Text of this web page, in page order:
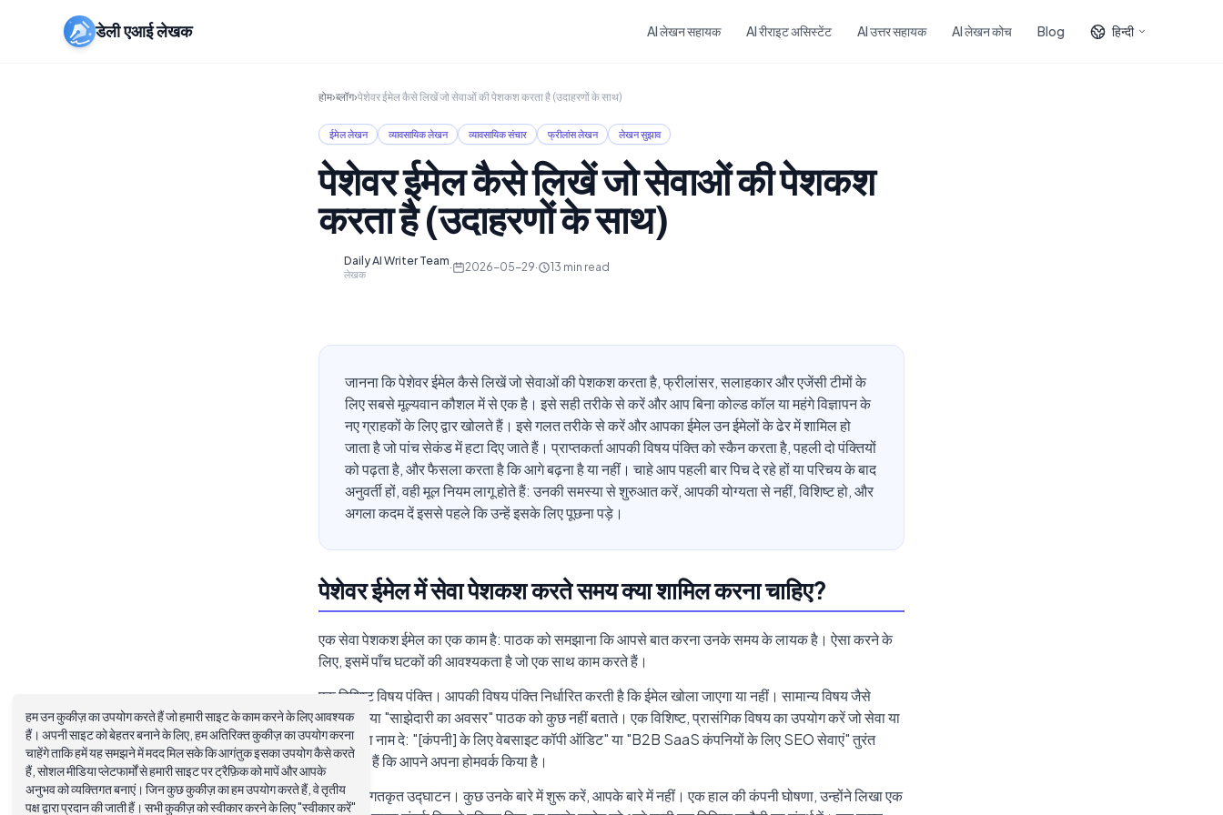
डेली एआई लेखक AI लेखन सहायक AI रीराइट असिस्टेंट AI उत्तर सहायक AI लेखन कोच Blog हिन्दी
होम›ब्लॉग›पेशेवर ईमेल कैसे लिखें जो सेवाओं की पेशकश करता है (उदाहरणों के साथ)
ईमेल लेखन व्यावसायिक लेखन व्यावसायिक संचार फ्रीलांस लेखन लेखन सुझाव
पेशेवर ईमेल कैसे लिखें जो सेवाओं की पेशकश
करता है (उदाहरणों के साथ)
Daily AI Writer Team
लेखक
· 2026-05-29· 13 min read
जानना कि पेशेवर ईमेल कैसे लिखें जो सेवाओं की पेशकश करता है, फ्रीलांसर, सलाहकार और एजेंसी टीमों के
लिए सबसे मूल्यवान कौशल में से एक है। इसे सही तरीके से करें और आप बिना कोल्ड कॉल या महंगे विज्ञापन के
नए ग्राहकों के लिए द्वार खोलते हैं। इसे गलत तरीके से करें और आपका ईमेल उन ईमेलों के ढेर में शामिल हो
जाता है जो पांच सेकंड में हटा दिए जाते हैं। प्राप्तकर्ता आपकी विषय पंक्ति को स्कैन करता है, पहली दो पंक्तियों
को पढ़ता है, और फैसला करता है कि आगे बढ़ना है या नहीं। चाहे आप पहली बार पिच दे रहे हों या परिचय के बाद
अनुवर्ती हों, वही मूल नियम लागू होते हैं: उनकी समस्या से शुरुआत करें, आपकी योग्यता से नहीं, विशिष्ट हो, और
अगला कदम दें इससे पहले कि उन्हें इसके लिए पूछना पड़े।
पेशेवर ईमेल में सेवा पेशकश करते समय क्या शामिल करना चाहिए?
एक सेवा पेशकश ईमेल का एक काम है: पाठक को समझाना कि आपसे बात करना उनके समय के लायक है। ऐसा करने के
लिए, इसमें पाँच घटकों की आवश्यकता है जो एक साथ काम करते हैं।
एक विशिष्ट विषय पंक्ति। आपकी विषय पंक्ति निर्धारित करती है कि ईमेल खोला जाएगा या नहीं। सामान्य विषय जैसे
"पूछताछ" या "साझेदारी का अवसर" पाठक को कुछ नहीं बताते। एक विशिष्ट, प्रासंगिक विषय का उपयोग करें जो सेवा या
परिणाम का नाम दे: "[कंपनी] के लिए वेबसाइट कॉपी ऑडिट" या "B2B SaaS कंपनियों के लिए SEO सेवाएं" तुरंत
संकेत देती हैं कि आपने अपना होमवर्क किया है।
एक व्यक्तिगतकृत उद्घाटन। कुछ उनके बारे में शुरू करें, आपके बारे में नहीं। एक हाल की कंपनी घोषणा, उन्होंने लिखा एक
हम उन कुकीज़ का उपयोग करते हैं जो हमारी साइट के काम करने के लिए आवश्यक
हैं। अपनी साइट को बेहतर बनाने के लिए, हम अतिरिक्त कुकीज़ का उपयोग करना
चाहेंगे ताकि हमें यह समझने में मदद मिल सके कि आगंतुक इसका उपयोग कैसे करते
हैं, सोशल मीडिया प्लेटफार्मों से हमारी साइट पर ट्रैफ़िक को मापें और आपके
अनुभव को व्यक्तिगत बनाएं। जिन कुछ कुकीज़ का हम उपयोग करते हैं, वे तृतीय
पक्ष द्वारा प्रदान की जाती हैं। सभी कुकीज़ को स्वीकार करने के लिए "स्वीकार करें"